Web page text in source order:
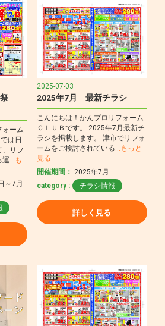
ォーム
は日
、リフ
運
…も
～7月
2025-07-03
2025年7月 最新チラシ
こんにちは！かんプロリフォーム
ＣＬＵＢです。 2025年7月最新チ
ラシを掲載します。 津市でリフォ
ームをご検討されている …もっと
見る
開催期間： 2025年7月
category :
チラシ情報
詳しく見る